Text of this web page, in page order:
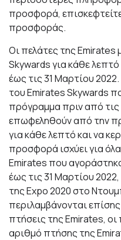
προσφορά,
προσφοράς.
Οι πελάτες της Emirates
Skywards για κάθε
έως τις 31 Μαρτίου
του Emirates Skywards
πρόγραμμα πριν από
επωφεληθούν από την
για κάθε λεπτόκαι να
προσφορά ισχύει για
Emirates που
έως τις 31 Μαρτίου
της Expo 2020 στο
περιλαμβάνονται
πτήσεις της Emirates,
αριθμό πτήσης της